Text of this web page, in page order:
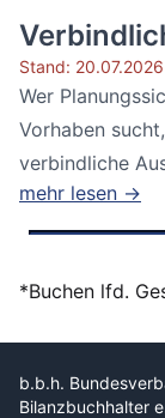
Stand: 20.07.2026
Wer
Vorhaben
verbindliche
mehr lesen →
*Buchen lfd.
b.b.h.
Bilanzbuchhalter